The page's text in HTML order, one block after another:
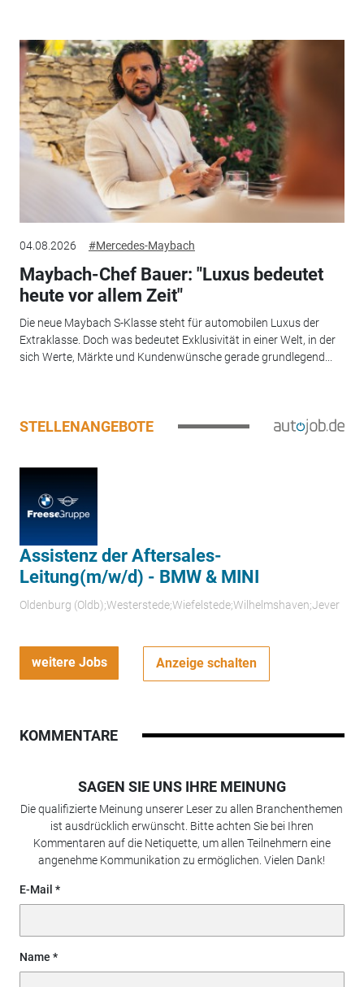
04.08.2026 #Mercedes-Maybach
Maybach-Chef Bauer: "Luxus bedeutet
heute vor allem Zeit"
Die neue Maybach S-Klasse steht für automobilen Luxus der
Extraklasse. Doch was bedeutet Exklusivität in einer Welt, in der
sich Werte, Märkte und Kundenwünsche gerade grundlegend...
STELLENANGEBOTE
Assistenz der Aftersales-
Leitung(m/w/d) - BMW & MINI
Oldenburg (Oldb);Westerstede;Wiefelstede;Wilhelmshaven;Jever
weitere Jobs Anzeige schalten
KOMMENTARE
SAGEN SIE UNS IHRE MEINUNG
Die qualifizierte Meinung unserer Leser zu allen Branchenthemen
ist ausdrücklich erwünscht. Bitte achten Sie bei Ihren
Kommentaren auf die Netiquette, um allen Teilnehmern eine
angenehme Kommunikation zu ermöglichen. Vielen Dank!
E-Mail
Name